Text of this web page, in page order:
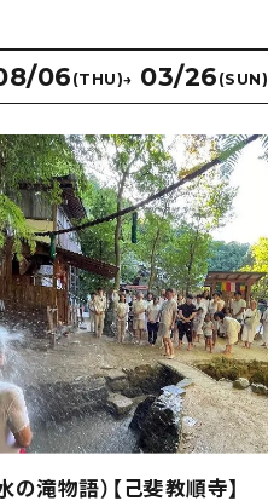
06 (THU)→ 03/26 (SUN)
の滝物語）【己斐教順寺】